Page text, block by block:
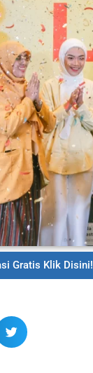
Gratis Klik Disini!